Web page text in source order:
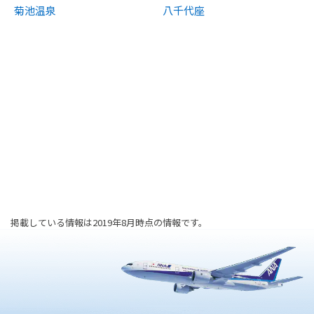
菊池温泉 八千代座
掲載している情報は2019年8月時点の情報です。